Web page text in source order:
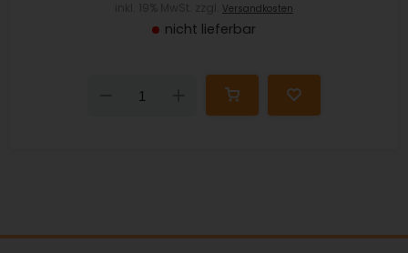
Versandkosten
nicht lieferbar
Down